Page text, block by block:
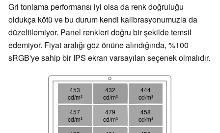
Gri tonlama performansı iyi olsa da renk doğruluğu
oldukça kötü ve bu durum kendi kalibrasyonumuzla da
düzeltilemiyor. Panel renkleri doğru bir şekilde temsil
edemiyor. Fiyat aralığı göz önüne alındığında, %100
sRGB'ye sahip bir IPS ekran varsayılan seçenek olmalıdır.
453
cd/m²
432
cd/m²
444
cd/m²
457
cd/m²
479
cd/m²
458
cd/m²